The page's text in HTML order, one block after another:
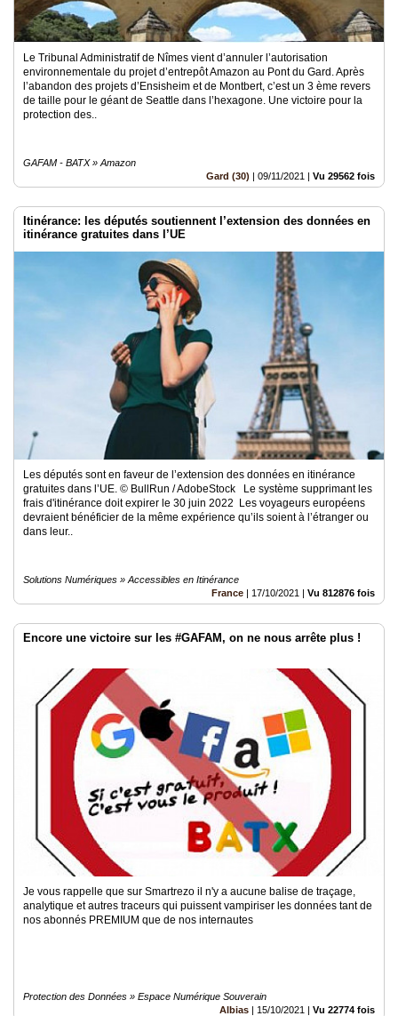
Le Tribunal Administratif de Nîmes vient d’annuler l’autorisation
environnementale du projet d’entrepôt Amazon au Pont du Gard. Après
l’abandon des projets d’Ensisheim et de Montbert, c’est un 3 ème revers
de taille pour le géant de Seattle dans l’hexagone. Une victoire pour la
protection des..
GAFAM - BATX » Amazon
Gard (30) | 09/11/2021 | Vu 29562 fois
Itinérance: les députés soutiennent l’extension des données en
itinérance gratuites dans l’UE
Les députés sont en faveur de l’extension des données en itinérance
gratuites dans l’UE. © BullRun / AdobeStock Le système supprimant les
frais d'itinérance doit expirer le 30 juin 2022 Les voyageurs européens
devraient bénéficier de la même expérience qu’ils soient à l’étranger ou
dans leur..
Solutions Numériques » Accessibles en Itinérance
France | 17/10/2021 | Vu 812876 fois
Encore une victoire sur les #GAFAM, on ne nous arrête plus !
Je vous rappelle que sur Smartrezo il n'y a aucune balise de traçage,
analytique et autres traceurs qui puissent vampiriser les données tant de
nos abonnés PREMIUM que de nos internautes
Protection des Données » Espace Numérique Souverain
Albias | 15/10/2021 | Vu 22774 fois